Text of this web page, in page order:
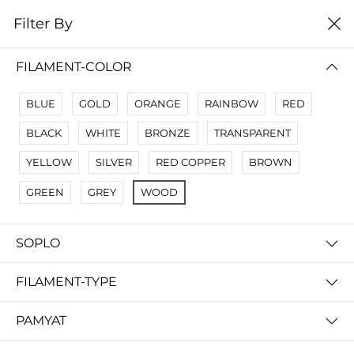
0
No Results
Not Found Filters1
Not Found Filters2
Filter By
FILAMENT-COLOR
BLUE GOLD ORANGE RAINBOW RED
BLACK WHITE BRONZE TRANSPARENT
YELLOW SILVER RED COPPER BROWN
GREEN GREY WOOD
SOPLO
FILAMENT-TYPE
PAMYAT